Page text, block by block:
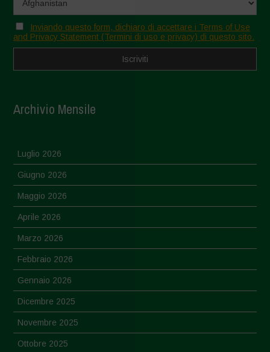
Inviando questo form, dichiaro di accettare i Terms of Use
and Privacy Statement (Termini di uso e privacy) di questo sito.
Archivio Mensile
Luglio 2026
Giugno 2026
Maggio 2026
Aprile 2026
Marzo 2026
Febbraio 2026
Gennaio 2026
Dicembre 2025
Novembre 2025
Ottobre 2025